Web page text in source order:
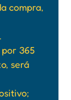
compra,
365
será